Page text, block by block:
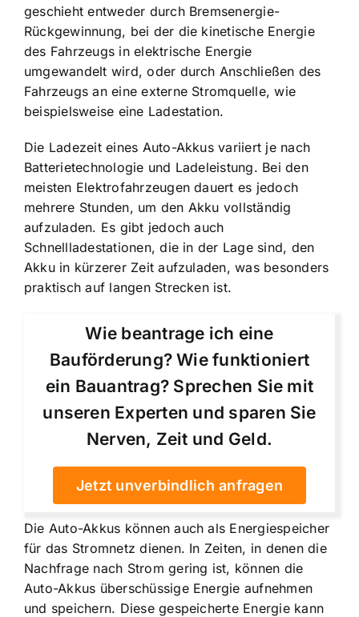
geschieht entweder durch Bremsenergie-
Rückgewinnung, bei der die kinetische Energie
des Fahrzeugs in elektrische Energie
umgewandelt wird, oder durch Anschließen des
Fahrzeugs an eine externe Stromquelle, wie
beispielsweise eine Ladestation.
Die Ladezeit eines Auto-Akkus variiert je nach
Batterietechnologie und Ladeleistung. Bei den
meisten Elektrofahrzeugen dauert es jedoch
mehrere Stunden, um den Akku vollständig
aufzuladen. Es gibt jedoch auch
Schnellladestationen, die in der Lage sind, den
Akku in kürzerer Zeit aufzuladen, was besonders
praktisch auf langen Strecken ist.
Wie beantrage ich eine
Bauförderung? Wie funktioniert
ein Bauantrag? Sprechen Sie mit
unseren Experten und sparen Sie
Nerven, Zeit und Geld.
Jetzt unverbindlich anfragen
Die Auto-Akkus können auch als Energiespeicher
für das Stromnetz dienen. In Zeiten, in denen die
Nachfrage nach Strom gering ist, können die
Auto-Akkus überschüssige Energie aufnehmen
und speichern. Diese gespeicherte Energie kann